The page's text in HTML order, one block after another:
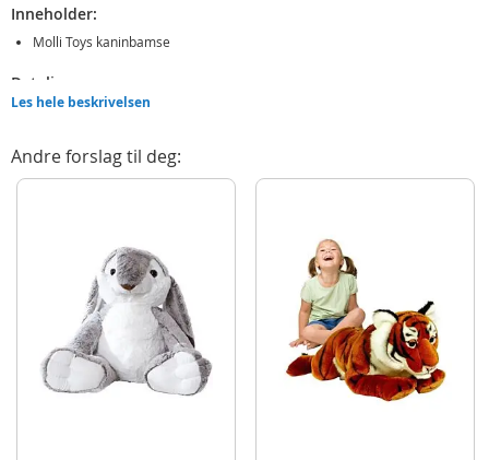
Inneholder:
Molli Toys kaninbamse
Detaljer:
Mål: 100 cm (H)
Alder: fra 2 år
Les hele beskrivelsen
Andre forslag til deg: